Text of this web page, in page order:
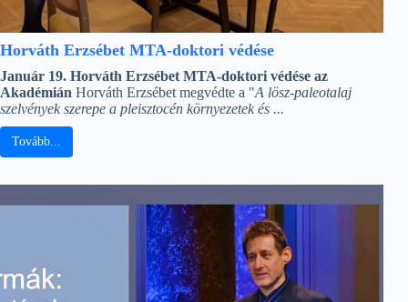
Horváth Erzsébet MTA-doktori védése
Január 19. Horváth Erzsébet MTA-doktori védése az
Akadémián Horváth Erzsébet megvédte a "A lösz-paleotalaj
szelvények szerepe a pleisztocén környezetek és ...
Tovább...